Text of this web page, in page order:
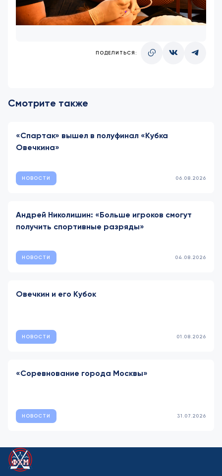
ПОДЕЛИТЬСЯ:
Смотрите также
«Спартак» вышел в полуфинал «Кубка
Овечкина»
НОВОСТИ 06.08.2026
Андрей Николишин: «Больше игроков смогут
получить спортивные разряды»
НОВОСТИ 04.08.2026
Овечкин и его Кубок
НОВОСТИ 01.08.2026
«Соревнование города Москвы»
НОВОСТИ 31.07.2026